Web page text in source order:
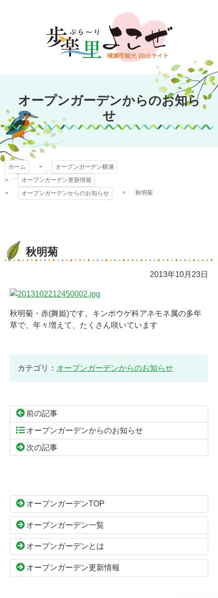
文
キ
プ
オープンガーデン
横瀬
オープンガーデンからのお知ら
せ
ホーム
オープンガーデン横瀬
オープンガーデン更新情報
オープンガーデンからのお知らせ
秋明菊
秋明菊
2013年10月23日
秋明菊・赤(舞姫)です。キンポウゲ科アネモネ属の多年
草で、年々増えて、たくさん咲いています
カテゴリ： オープンガーデンからのお知らせ
前の記事
オープンガーデンからのお知らせ
次の記事
ン
本
文
先
へ
の
頭
へ
る
オープンガーデンTOP
オープンガーデン一覧
オープンガーデンとは
オープンガーデン更新情報